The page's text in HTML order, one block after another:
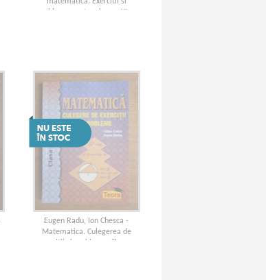
probleme pentru clasa a XI a,
Eugen Radu, Ion Chesca -
Matematica. Culegerea de
exercitii si probleme. Clasa a